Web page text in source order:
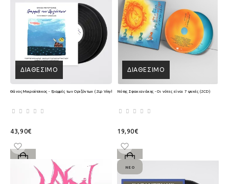
ΔΙΑΘΈΣΙΜΟ
Θάνος Μικρούτσικος - Γραμμές των Οριζόντων (2Lp Vinyl)
43,90€
ΔΙΑΘΈΣΙΜΟ
Νότης Σφακιανάκης - Οι νότες είναι 7 ψυχές (2CD)
19,90€
ΝΈΟ